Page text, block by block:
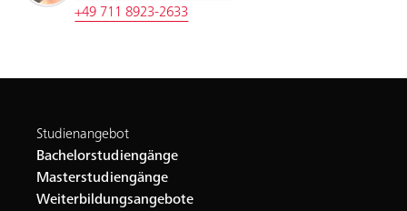
+49 711 8923-2633
Studienangebot
Bachelorstudiengänge
Masterstudiengänge
Weiterbildungsangebote